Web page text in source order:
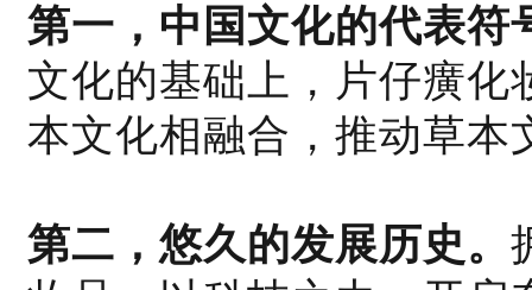
第一，中国文化的代表符
文化的基础上，片仔癀化
本文化相融合，推动草本
第二，悠久的发展历史。